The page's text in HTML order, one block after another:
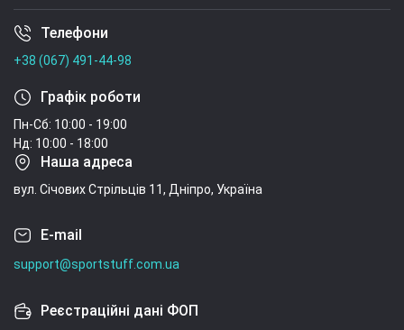
Умови угоди
Телефони
+38 (067) 491-44-98
Графік роботи
Пн-Сб: 10:00 - 19:00
Нд: 10:00 - 18:00
Наша адреса
вул. Січових Стрільців 11, Дніпро, Україна
E-mail
support@sportstuff.com.ua
Реєстраційні дані ФОП